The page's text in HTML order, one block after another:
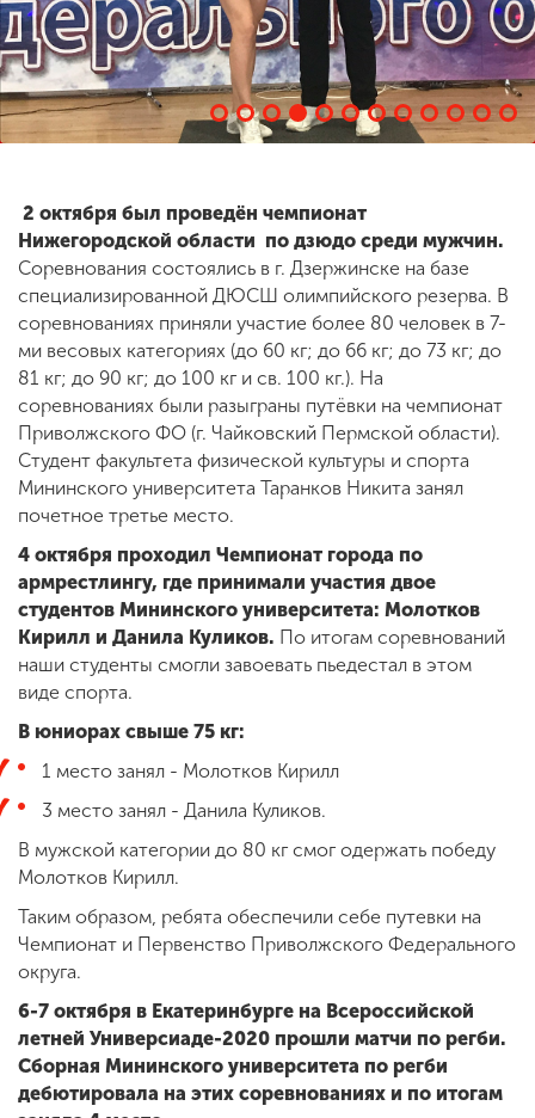
ENG SPN CHI
комиссия
+7 (831) 262-26-20
2 октября был проведён чемпионат
Нижегородской области по дзюдо среди мужчин.
Соревнования состоялись в г. Дзержинске на базе
специализированной ДЮСШ олимпийского резерва. В
соревнованиях приняли участие более 80 человек в 7-
ми весовых категориях (до 60 кг; до 66 кг; до 73 кг; до
81 кг; до 90 кг; до 100 кг и св. 100 кг.). На
соревнованиях были разыграны путёвки на чемпионат
Приволжского ФО (г. Чайковский Пермской области).
Студент факультета физической культуры и спорта
Мининского университета Таранков Никита занял
почетное третье место.
4 октября проходил Чемпионат города по
армрестлингу, где принимали участия двое
студентов Мининского университета: Молотков
Кирилл и Данила Куликов. По итогам соревнований
наши студенты смогли завоевать пьедестал в этом
виде спорта.
В юниорах свыше 75 кг:
1 место занял - Молотков Кирилл
3 место занял - Данила Куликов.
В мужской категории до 80 кг смог одержать победу
Молотков Кирилл.
Таким образом, ребята обеспечили себе путевки на
Чемпионат и Первенство Приволжского Федерального
округа.
6-7 октября в Екатеринбурге на Всероссийской
летней Универсиаде-2020 прошли матчи по регби.
Сборная Мининского университета по регби
дебютировала на этих соревнованиях и по итогам